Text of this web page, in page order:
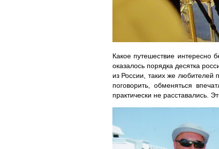
Какое путешествие интересно
оказалось порядка десятка
из России, таких же любителей
поговорить, обменяться
практически не расставались.